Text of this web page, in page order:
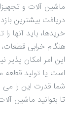
ماشین آلات و
دریافت بیشترین
خریدها، باید آنها
هنگام خرابی قطعات،
این امر امکان
است یا تولید قطعه
شما قدرت این را می
تا بتوانید ماشین